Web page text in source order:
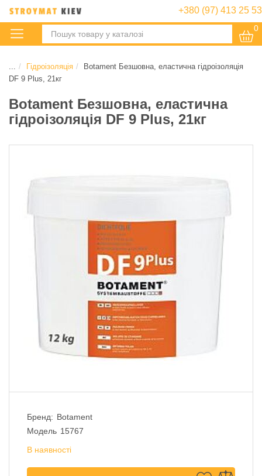
+380 (97) 413 25 53
0
Гідроізоляція
Botament Безшовна, еластична гідроізоляція
DF 9 Plus, 21кг
Botament Безшовна, еластична
гідроізоляція DF 9 Plus, 21кг
Бренд: Botament
Модель 15767
В наявності